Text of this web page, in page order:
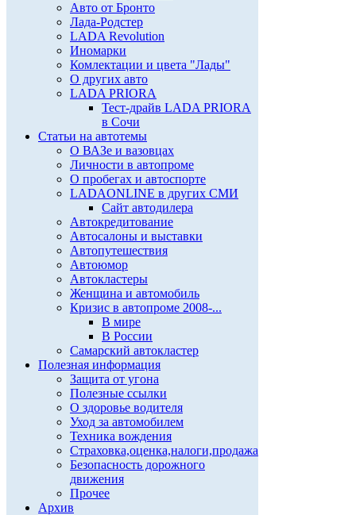
Авто от Бронто
Лада-Родстер
LADA Revolution
Иномарки
Комлектации и цвета "Лады"
О других авто
LADA PRIORA
Тест-драйв LADA PRIORA
в Сочи
Статьи на автотемы
О ВАЗе и вазовцах
Личности в автопроме
О пробегах и автоспорте
LADAONLINE в других СМИ
Сайт автодилера
Автокредитование
Автосалоны и выставки
Автопутешествия
Автоюмор
Автокластеры
Женщина и автомобиль
Кризис в автопроме 2008-...
В мире
В России
Самарский автокластер
Полезная информация
Защита от угона
Полезные ссылки
О здоровье водителя
Уход за автомобилем
Техника вождения
Страховка,оценка,налоги,продажа
Безопасность дорожного
движения
Прочее
Архив